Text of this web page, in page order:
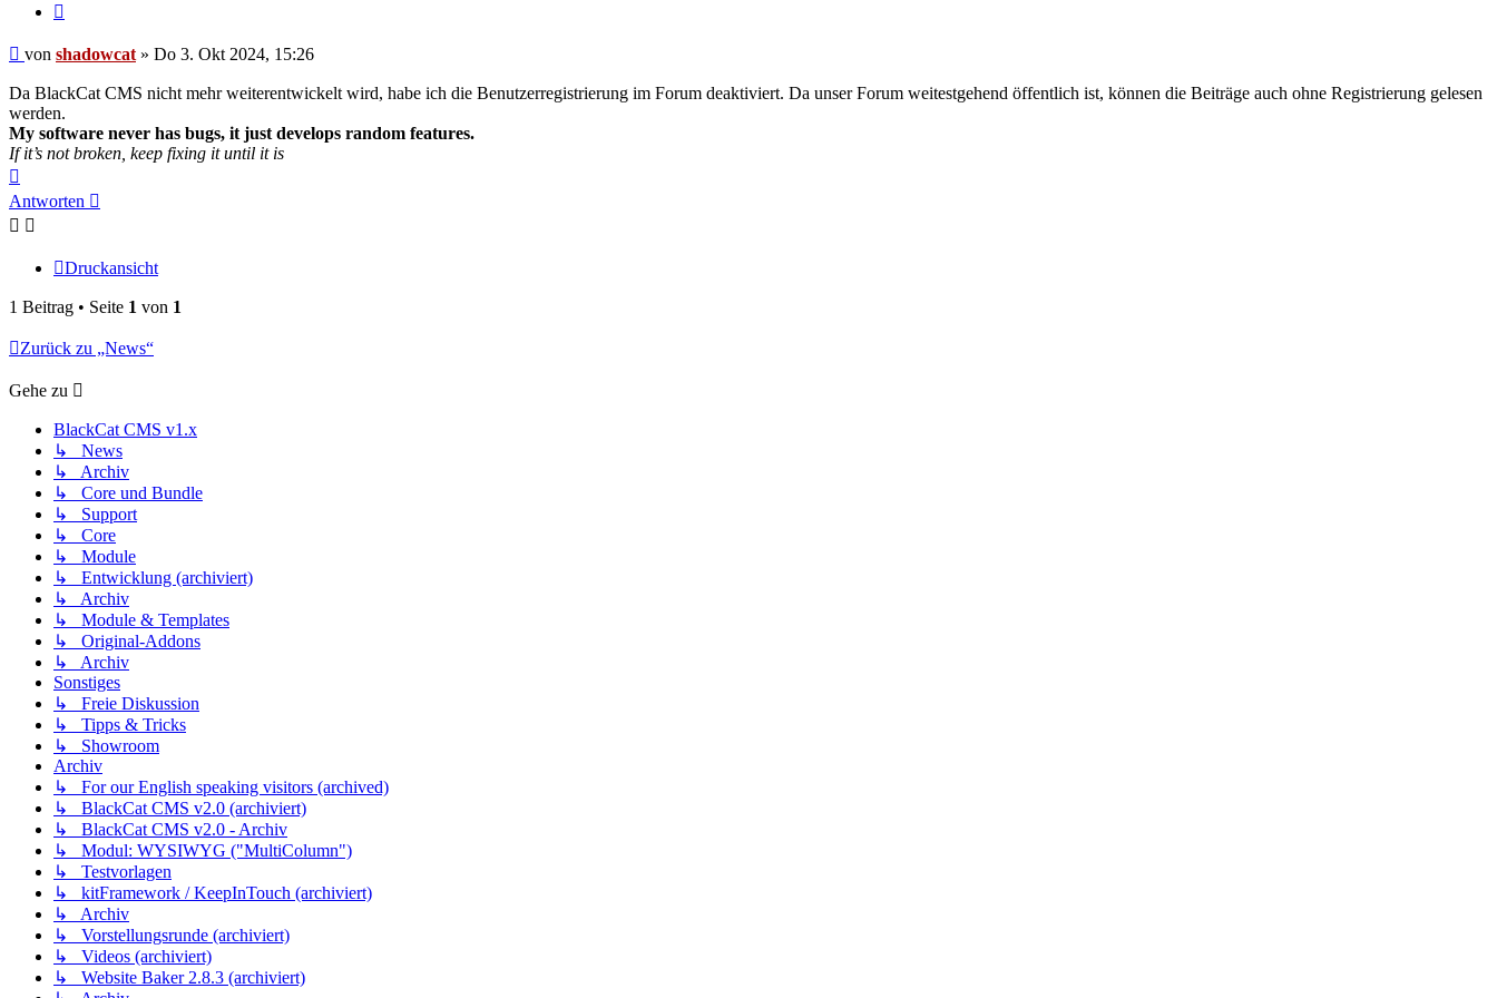
Beitrag
von shadowcat » Do 3. Okt 2024, 15:26
Da BlackCat CMS nicht mehr weiterentwickelt wird, habe ich die Benutzerregistrierung im Forum deaktiviert. Da unser Forum weitestgehend öffentlich ist, können die Beiträge auch ohne Registrierung gelesen
werden.
My software never has bugs, it just develops random features.
If it’s not broken, keep fixing it until it is
oben
Antworten
Druckansicht
1 Beitrag • Seite 1 von 1
Zurück zu „News“
Gehe zu
BlackCat CMS v1.x
↳ News
↳ Archiv
↳ Core und Bundle
↳ Support
↳ Core
↳ Module
↳ Entwicklung (archiviert)
↳ Archiv
↳ Module & Templates
↳ Original-Addons
↳ Archiv
Sonstiges
↳ Freie Diskussion
↳ Tipps & Tricks
↳ Showroom
Archiv
↳ For our English speaking visitors (archived)
↳ BlackCat CMS v2.0 (archiviert)
↳ BlackCat CMS v2.0 - Archiv
↳ Modul: WYSIWYG ("MultiColumn")
↳ Testvorlagen
↳ kitFramework / KeepInTouch (archiviert)
↳ Archiv
↳ Vorstellungsrunde (archiviert)
↳ Videos (archiviert)
↳ Website Baker 2.8.3 (archiviert)